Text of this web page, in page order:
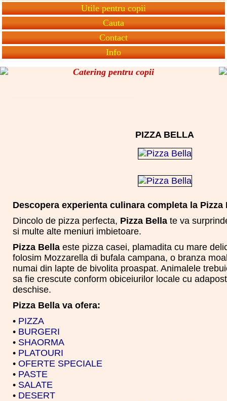
Utile pentru copii
Cauta
Contact
Info
Catering pentru copii
PIZZA BELLA
Descopera experienta culinara completa la Pizza
Dincolo de pizza perfecta, Pizza Bella te va
si multe alte meniuri imbietoare.
Pizza Bella este pizza casei, plamadita cu mare
folosim Mozzarella di bufala campana, o branza
numai din lapte de bivolita proaspat. Animalele
sa fie crescute conform obiceiurilor locale cu
deschise.
Pizza Bella va ofera:
• PIZZA
• BURGERI
• SHAORMA
• PLATOURI
• OFERTE SPECIALE
• PASTE
• SALATE
• DESERT